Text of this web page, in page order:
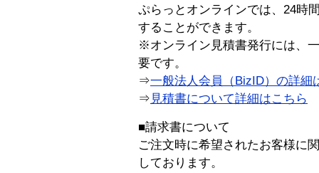
ぷらっとオンラインでは、24時
することができます。
※オンライン見積書発行には、
要です。
⇒一般法人会員（BizID）の詳細
⇒ 見積書について詳細はこちら
■請求書について
ご注文時に希望されたお客様に
しております。